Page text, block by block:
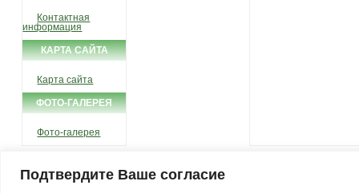
Подтвердите Ваше согласие
Контактная
информация
КАРТА САЙТА
Карта сайта
ФОТО-ГАЛЕРЕЯ
Фото-галерея